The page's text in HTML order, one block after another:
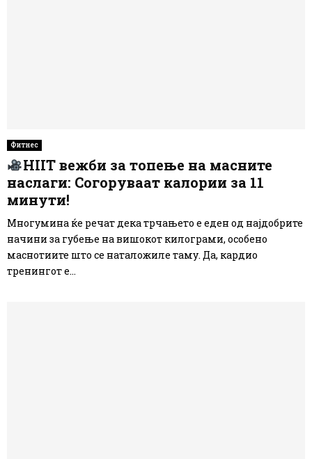
Фитнес
HIIT вежби за топење на масните
наслаги: Согоруваат калории за 11
минути!
Многумина ќе речат дека трчањето е еден од најдобрите
начини за губење на вишокот килограми, особено
маснотиите што се наталожиле таму. Да, кардио
тренингот е...